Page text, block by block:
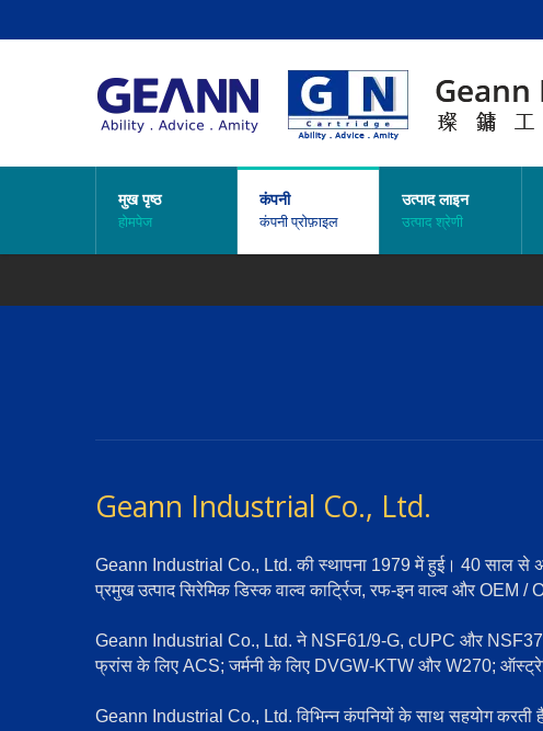
मुख पृष्ठ
होमपेज
कंपनी
कंपनी प्रोफ़ाइल
उत्पाद लाइन
उत्पाद श्रेणी
Geann Industrial Co., Ltd.
Geann Industrial Co., Ltd. की स्थापना 1979 में हुई। 40 साल से
प्रमुख उत्पाद सिरेमिक डिस्क वाल्व कार्ट्रिज, रफ-इन वाल्व और OEM /
Geann Industrial Co., Ltd. ने NSF61/9-G, cUPC और NSF372
फ्रांस के लिए ACS; जर्मनी के लिए DVGW-KTW और W270;
Geann Industrial Co., Ltd. विभिन्न कंपनियों के साथ सहयोग करती